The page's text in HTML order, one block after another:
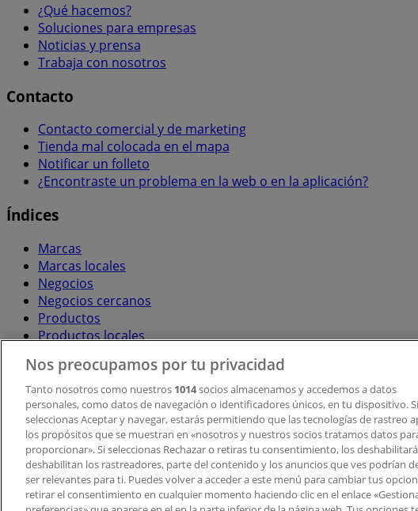
¿Qué hacemos?
Soluciones para empresas
Noticias y prensa
Trabaja con nosotros
Contacto
Contacto comercial y de marketing
Tienda mal colocada en el mapa
Notificar un folleto
¿Encontraste un problema en la web o en la aplicación?
Índices
Marcas
Marcas locales
Negocios
Negocios cercanos
Productos
Productos locales
Descargar la APP Tiendeo
Copyright © Tiendeo ® 2026 · Shopfully Marketing S.L.U. – Palau de
Nos preocupamos por tu privacidad
Tanto nosotros como nuestros 1014socios almacenamos y accedemos a datos
personales, como datos de navegación o identificadores únicos, en tu dispositivo. Si
seleccionas Aceptar y navegar, estarás permitiendo que las tecnologías de rastreo
los propósitos que se muestran en «nosotros y nuestros socios tratamos datos
proporcionar». Si seleccionas Rechazar o retiras tu consentimiento, los
deshabilitan los rastreadores, parte del contenido y los anuncios que ves podrían
ser relevantes para ti. Puedes volver a acceder a este menú para cambiar tus
retirar el consentimiento en cualquier momento haciendo clic en el enlace